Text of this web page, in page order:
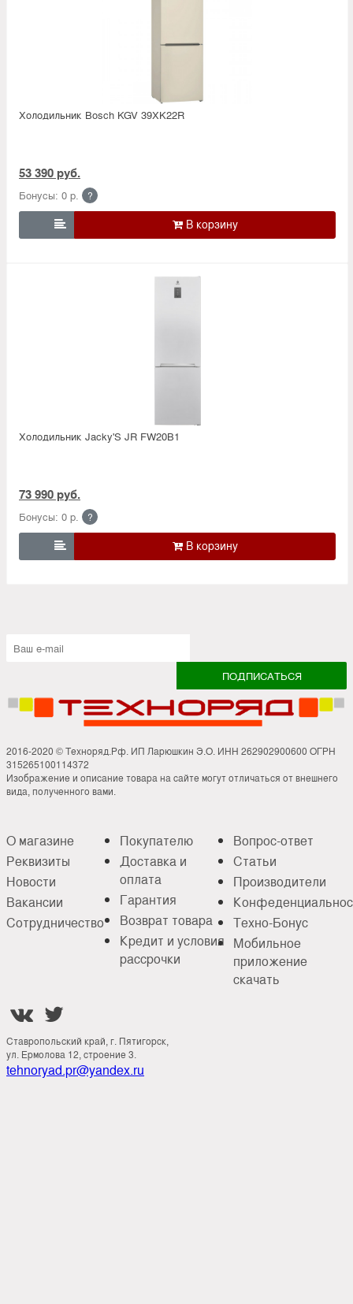
Холодильник Bosсh KGV 39XK22R
53 390 руб.
Бонусы: 0 р. ?

Холодильник Jacky'S JR FW20B1
73 990 руб.
Бонусы: 0 р. ?

2016-2020 © Техноряд.Рф. ИП Ларюшкин Э.О. ИНН 262902900600 ОГРН
315265100114372
Изображение и описание товара на сайте могут отличаться от внешнего
вида, полученного вами.
О магазине
Реквизиты
Новости
Вакансии
Сотрудничество
Покупателю
Доставка и
оплата
Гарантия
Возврат товара
Кредит и условия
рассрочки
Вопрос-ответ
Статьи
Производители
Техно-Бонус
Мобильное
приложение
скачать
 
Ставропольский край, г. Пятигорск,
ул. Ермолова 12, строение 3.
tehnoryad.pr@yandex.ru